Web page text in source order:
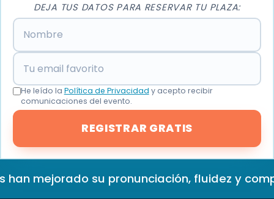
DEJA TUS DATOS PARA RESERVAR TU PLAZA:
Nombre
Tu email favorito
He leído la Política de Privacidad y acepto recibir
comunicaciones del evento.
REGISTRAR GRATIS
han mejorado su pronunciación, fluidez y